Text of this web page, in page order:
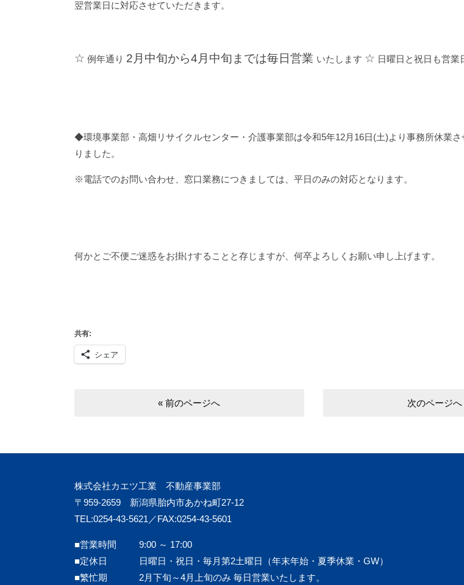
翌営業日に対応させていただきます。
☆ 例年通り 2月中旬から4月中旬までは毎日営業 いたします ☆ 日曜日と祝日も営業
◆環境事業部・高畑リサイクルセンター・介護事業部は令和5年12月16日(土)より事務所休業
りました。
※電話でのお問い合わせ、窓口業務につきましては、平日のみの対応となります。
何かとご不便ご迷惑をお掛けすることと存じますが、何卒よろしくお願い申し上げます。
共有:
シェア
« 前のページへ 次のページへ
株式会社カエツ工業 不動産事業部
〒959-2659 新潟県胎内市あかね町27-12
TEL:0254-43-5621／FAX:0254-43-5601
■営業時間
9:00 ～ 17:00
■定休日
日曜日・祝日・毎月第2土曜日（年末年始・夏季休業・GW）
■繁忙期
2月下旬～4月上旬のみ 毎日営業いたします。